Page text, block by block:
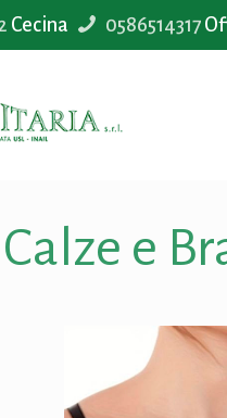
Cecina 0586514317
Calze e